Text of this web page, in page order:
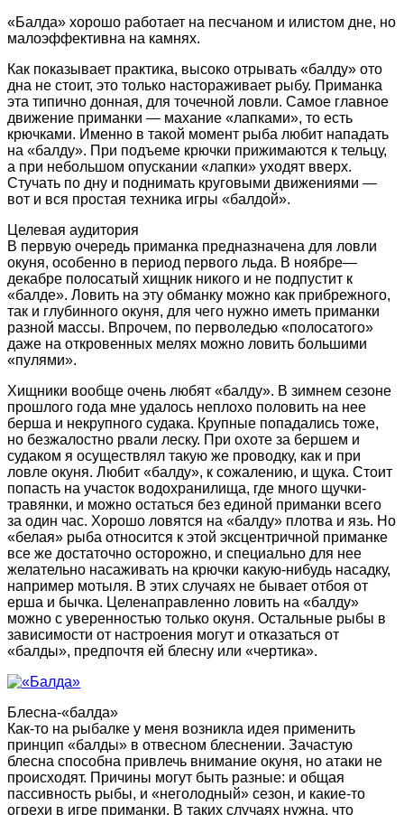
«Балда» хорошо работает на песчаном и илистом дне, но
малоэффективна на камнях.
Как показывает практика, высоко отрывать «балду» ото
дна не стоит, это только настораживает рыбу. Приманка
эта типично донная, для точечной ловли. Самое главное
движение приманки — махание «лапками», то есть
крючками. Именно в такой момент рыба любит нападать
на «балду». При подъеме крючки прижимаются к тельцу,
а при небольшом опускании «лапки» уходят вверх.
Стучать по дну и поднимать круговыми движениями —
вот и вся простая техника игры «балдой».
Целевая аудитория
В первую очередь приманка предназначена для ловли
окуня, особенно в период первого льда. В ноябре—
декабре полосатый хищник никого и не подпустит к
«балде». Ловить на эту обманку можно как прибрежного,
так и глубинного окуня, для чего нужно иметь приманки
разной массы. Впрочем, по перволедью «полосатого»
даже на откровенных мелях можно ловить большими
«пулями».
Хищники вообще очень любят «балду». В зимнем сезоне
прошлого года мне удалось неплохо половить на нее
берша и некрупного судака. Крупные попадались тоже,
но безжалостно рвали леску. При охоте за бершем и
судаком я осуществлял такую же проводку, как и при
ловле окуня. Любит «балду», к сожалению, и щука. Стоит
попасть на участок водохранилища, где много щучки-
травянки, и можно остаться без единой приманки всего
за один час. Хорошо ловятся на «балду» плотва и язь. Но
«белая» рыба относится к этой эксцентричной приманке
все же достаточно осторожно, и специально для нее
желательно насаживать на крючки какую-нибудь насадку,
например мотыля. В этих случаях не бывает отбоя от
ерша и бычка. Целенаправленно ловить на «балду»
можно с уверенностью только окуня. Остальные рыбы в
зависимости от настроения могут и отказаться от
«балды», предпочтя ей блесну или «чертика».
Блесна-«балда»
Как-то на рыбалке у меня возникла идея применить
принцип «балды» в отвесном блеснении. Зачастую
блесна способна привлечь внимание окуня, но атаки не
происходят. Причины могут быть разные: и общая
пассивность рыбы, и «неголодный» сезон, и какие-то
огрехи в игре приманки. В таких случаях нужна, что